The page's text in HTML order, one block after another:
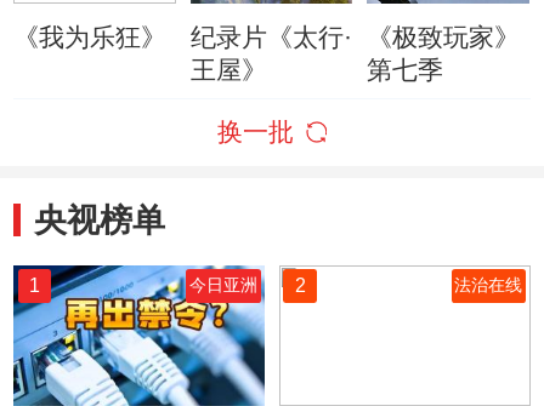
《我为乐狂》
纪录片《太行·
王屋》
《极致玩家》
第七季
换一批
央视榜单
1 今日亚洲 2 法治在线